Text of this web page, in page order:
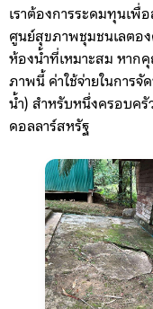
เราต้องการระดมทุนเ
ศูนย์สุขภาพชุมชนเลตอ
ห้องน้ำที่เหมาะสม หาก
ภาพนี้ ค่าใช้จ่ายในการ
น้ำ) สำหรับหนึ่งครอบค
ดอลลาร์สหรัฐ